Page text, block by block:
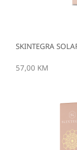
SKINTEGRA
57,00 KM